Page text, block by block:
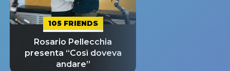
105 FRIENDS
Rosario Pellecchia
presenta “Così doveva
andare”